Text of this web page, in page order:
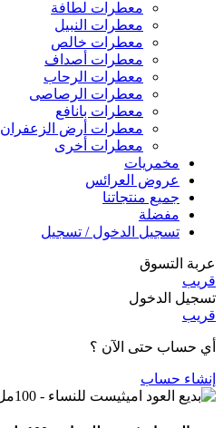
معطرات لطافة
معطرات النبيل
معطرات خالص
معطرات أصداف
معطرات الرحاب
معطرات الرصاصى
معطرات بانافع
معطرات أرض الزعفران
معطرات أخرى
مخمريات
عروض العرائس
جميع منتجاتنا
مفضلة
تسجيل الدخول / تسجيل
عربة التسوق
قريب
تسجيل الدخول
قريب
أي حساب حتى الآن ؟
إنشاء حساب